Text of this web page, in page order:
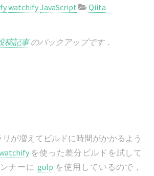
watchifyJavaScript Qiita
稿記事のバックアップです．
が増えてビルドに時間がかかるよう
を使った差分ビルドを試して
ナーに gulp を使用しているので，